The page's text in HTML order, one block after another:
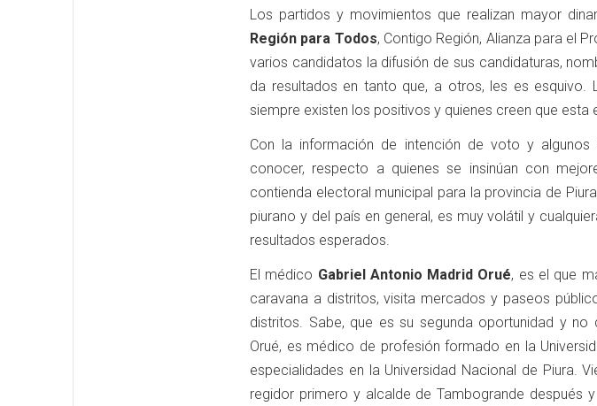
Los partidos y movimientos que realizan mayor
Región para Todos, Contigo Región, Alianza para el
varios candidatos la difusión de sus candidaturas,
da resultados en tanto que, a otros, les es
siempre existen los positivos y quienes creen que esta
Con la información de intención de voto y
conocer, respecto a quienes se insinúan con
contienda electoral municipal para la provincia de
piurano y del país en general, es muy volátil y
resultados esperados.
El médico Gabriel Antonio Madrid Orué, es el que
caravana a distritos, visita mercados y paseos
distritos. Sabe, que es su segunda oportunidad y
Orué, es médico de profesión formado en la
especialidades en la Universidad Nacional de Piura.
regidor primero y alcalde de Tambogrande después